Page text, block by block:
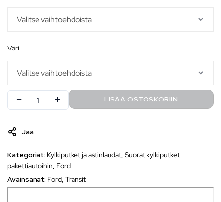
väri
LISÄÄ OSTOSKORIIN
Jaa
Kategoriat: Kylkiputket ja astinlaudat, Suorat kylkiputket
pakettiautoihin, Ford
Avainsanat: Ford, Transit